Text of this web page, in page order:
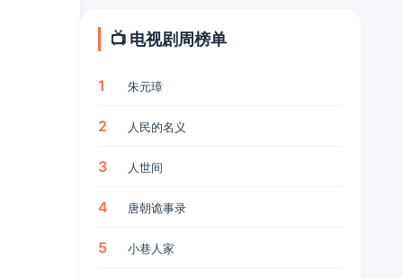
📺 电视剧周榜单
1 朱元璋
2 人民的名义
3 人世间
4 唐朝诡事录
5 小巷人家